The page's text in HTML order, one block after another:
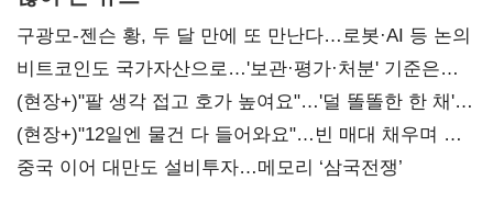
구광모-젠슨 황, 두 달 만에 또 만난다…로봇·AI 등 논의
비트코인도 국가자산으로…'보관·평가·처분' 기준은
숙제
(현장+)"팔 생각 접고 호가 높여요"…'덜 똘똘한 한 채'
20억 키맞추기
(현장+)"12일엔 물건 다 들어와요"…빈 매대 채우며 문
연 홈플러스
중국 이어 대만도 설비투자…메모리 ‘삼국전쟁’